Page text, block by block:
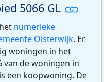
5066 GL
numerieke
Oisterwijk. Er
woningen in het
van de woningen in
een koopwoning. De